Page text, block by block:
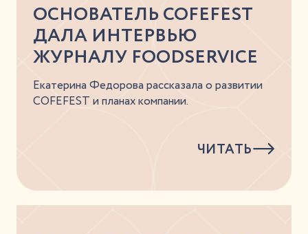
ОСНОВАТЕЛЬ COFEFEST
ДАЛА ИНТЕРВЬЮ
ЖУРНАЛУ FOODSERVICE
Екатерина Федорова рассказала о развитии
COFEFEST и планах компании.
ЧИТАТЬ